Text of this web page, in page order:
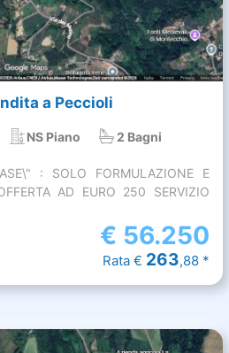
a Peccioli
NS Piano 2 Bagni
: SOLO FORMULAZIONE E
AD EURO 250 SERVIZIO
€ 56.250
Rata € 263,88 *